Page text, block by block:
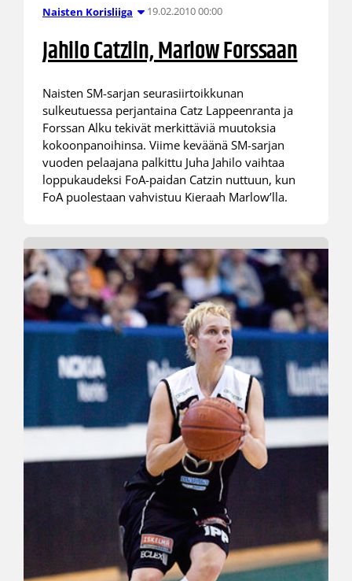
Naisten Korisliiga 19.02.2010 00:00
Jahilo Catziin, Marlow Forssaan
Naisten SM-sarjan seurasiirtoikkunan
sulkeutuessa perjantaina Catz Lappeenranta ja
Forssan Alku tekivät merkittäviä muutoksia
kokoonpanoihinsa. Viime keväänä SM-sarjan
vuoden pelaajana palkittu Juha Jahilo vaihtaa
loppukaudeksi FoA-paidan Catzin nuttuun, kun
FoA puolestaan vahvistuu Kieraah Marlow’lla.